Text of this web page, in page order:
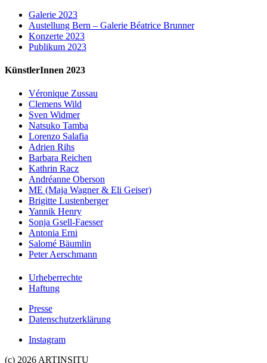
Galerie 2023
Austellung Bern – Galerie Béatrice Brunner
Konzerte 2023
Publikum 2023
KünstlerInnen 2023
Véronique Zussau
Clemens Wild
Sven Widmer
Natsuko Tamba
Lorenzo Salafia
Adrien Rihs
Barbara Reichen
Kathrin Racz
Andréanne Oberson
ME (Maja Wagner & Eli Geiser)
Brigitte Lustenberger
Yannik Henry
Sonja Gsell-Faesser
Antonia Erni
Salomé Bäumlin
Peter Aerschmann
Urheberrechte
Haftung
Presse
Datenschutzerklärung
Instagram
(c) 2026 ARTINSITU